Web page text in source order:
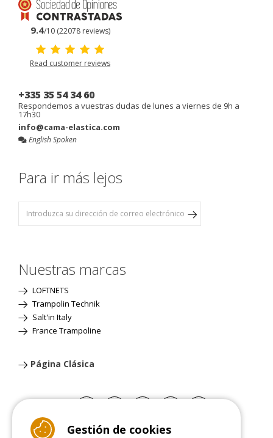
9.4/10 (22078 reviews)
Read customer reviews
+335 35 54 34 60
Respondemos a vuestras dudas de lunes a viernes de 9h a
17h30
info@cama-elastica.com
English Spoken
Para ir más lejos
Nuestras marcas
LOFTNETS
Trampolin Technik
Salt'in Italy
France Trampoline
Página Clásica
Gestión de cookies